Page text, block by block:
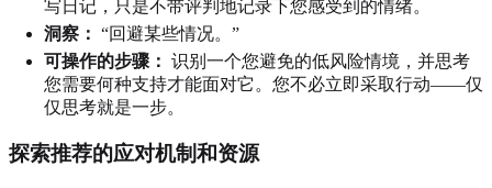
写日记，只是不带评判地记录下您感受到的情绪。
洞察： “回避某些情况。”
可操作的步骤： 识别一个您避免的低风险情境，并思考
您需要何种支持才能面对它。您不必立即采取行动——仅
仅思考就是一步。
探索推荐的应对机制和资源